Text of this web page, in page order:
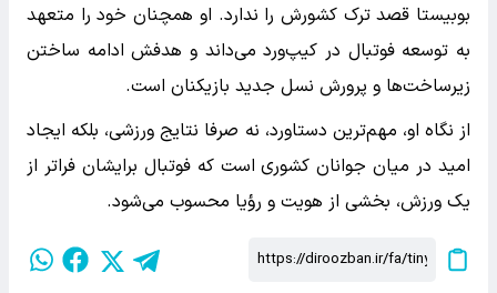
بوبیستا قصد ترک کشورش را ندارد. او همچنان خود را متعهد
به توسعه فوتبال در کیپ‌ورد می‌داند و هدفش ادامه ساختن
زیرساخت‌ها و پرورش نسل جدید بازیکنان است.
از نگاه او، مهم‌ترین دستاورد، نه صرفا نتایج ورزشی، بلکه ایجاد
امید در میان جوانان کشوری است که فوتبال برایشان فراتر از
یک ورزش، بخشی از هویت و رؤیا محسوب می‌شود.